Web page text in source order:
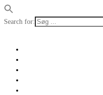
Search for: